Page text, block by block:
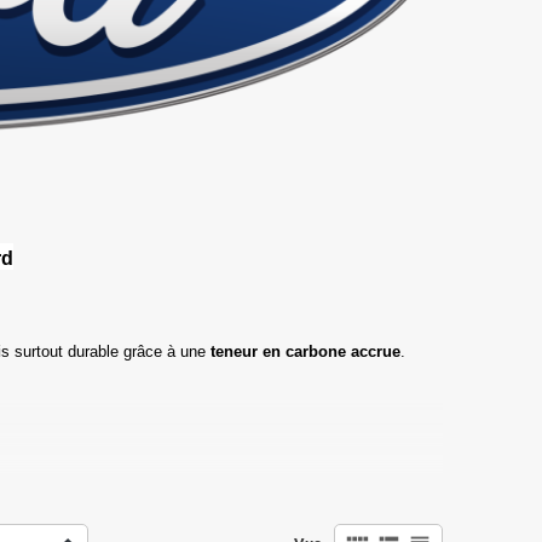
surtout durable grâce à une teneur en carbone accrue.